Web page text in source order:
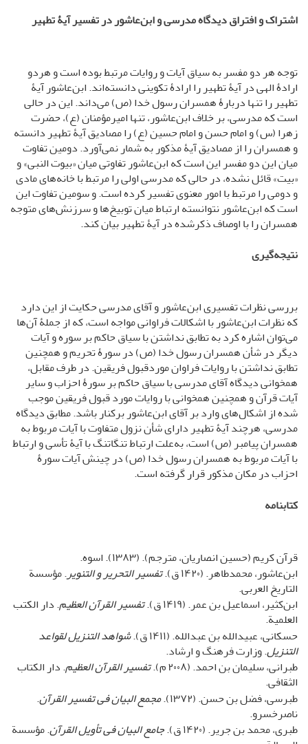
اشتراک و افتراق دیدگاه مدرسی و ابن‌عاشور در تفسیر آیۀ تطهیر
توجه هر دو مفسر به سیاق آیات و روایات مرتبط بوده است و هردو
ارادۀ الهی در آیۀ تطهیر را ارادۀ تکوینی دانسته‌اند. ابن‌عاشور آیۀ
تطهیر را تنها دربارۀ همسران رسول‌ خدا (ص) می‌داند. این در حالی
است که مدرسی، بر خلاف ابن‌عاشور، تنها امیرمؤمنان (ع)، حضرت
زهرا (س) و امام حسن و امام حسین (ع) را مصادیق آیۀ تطهیر دانسته
و همسران را از مصادیق آیۀ مذکور به شمار نمی‌آورد. دومین تفاوت
میان این دو مفسر این است که ابن‌عاشور تفاوتی میان «بیوت النبی» و
«بیت» قائل نشده، در حالی‌ که مدرسی اولی را مرتبط با خانه‌های مادی
و دومی را مرتبط با امور معنوی تفسیر کرده است. و سومین تفاوت این
است که ابن‌عاشور نتوانسته ارتباط میان توبیخ‌ها و سرزنش‌های متوجه
همسران را با اوصاف ذکرشده در آیۀ تطهیر بیان کند.
نتیجه‌گیری
بررسی نظرات تفسیری ابن‌عاشور و آقای مدرسی حکایت از این دارد
که نظرات ابن‌عاشور با اشکالات فراوانی مواجه است، که از جملۀ آن‌ها
می‌توان اشاره کرد به تطابق نداشتن با سیاق حاکم بر سوره و آیات
دیگر در شأن همسران رسول خدا (ص) در سورۀ تحریم و همچنین
تطابق نداشتن با روایات فراوان موردقبول فریقین. در طرف مقابل،
همخوانی دیدگاه آقای مدرسی با سیاق حاکم بر سورۀ احزاب و سایر
آیات قرآن و همچنین همخوانی با روایات مورد قبول فریقین موجب
شده از اشکال‌های وارد بر آقای ابن‌عاشور برکنار باشد. مطابق دیدگاه
مدرسی، هرچند آیۀ تطهیر دارای شأن نزول متفاوت با آیات مربوط به
همسران پیامبر (ص) است، به‌علت ارتباط تنگاتنگ با آیۀ تأسی و ارتباط
با آیات مربوط به همسران رسول خدا (ص) در چینش آیات سورۀ
احزاب در مکان مذکور قرار گرفته است.
کتابنامه
قرآن کریم (حسین انصاریان، مترجم). (۱۳۸۳). اسوه.
ابن‌عاشور، محمدطاهر. (۱۴۲۰ ق). تفسیر التحریر و التنویر. مؤسسة
التاریخ العربی.
ابن‌کثیر، اسماعیل بن عمر. (۱۴۱۹ ق). تفسیر القرآن العظیم. دار الکتب
العلمیة.
حسکانی، عبیدالله بن عبدالله. (۱۴۱۱ ق). شواهد التنزیل لقواعد
التنزیل. وزارت فرهنگ و ارشاد.
طبرانی، سلیمان بن احمد. (۲۰۰۸ م). تفسیر القرآن العظیم. دار الکتاب
الثقافی.
طبرسی، فضل بن حسن. (۱۳۷۲). مجمع البیان فی تفسیر القرآن.
ناصرخسرو.
طبری، محمد بن جریر. (۱۴۲۰ ق). جامع البیان فی تأویل القرآن. مؤسسة